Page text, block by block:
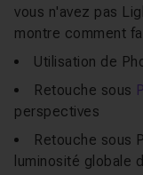
vous n'avez pas
montre comment
Utilisation de
Retouche sous
perspectives
Retouche sous
luminosité globale